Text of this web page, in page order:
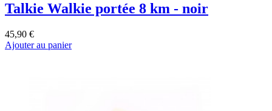
Talkie Walkie portée 8 km - noir
45,90 €
Ajouter au panier